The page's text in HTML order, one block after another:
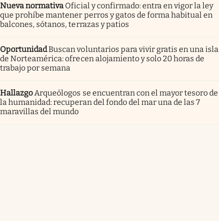
Nueva normativa Oficial y confirmado: entra en vigor la ley
que prohíbe mantener perros y gatos de forma habitual en
balcones, sótanos, terrazas y patios
OportunidadBuscan voluntarios para vivir gratis en una isla
de Norteamérica: ofrecen alojamiento y solo 20 horas de
trabajo por semana
HallazgoArqueólogos se encuentran con el mayor tesoro de
la humanidad: recuperan del fondo del mar una de las 7
maravillas del mundo